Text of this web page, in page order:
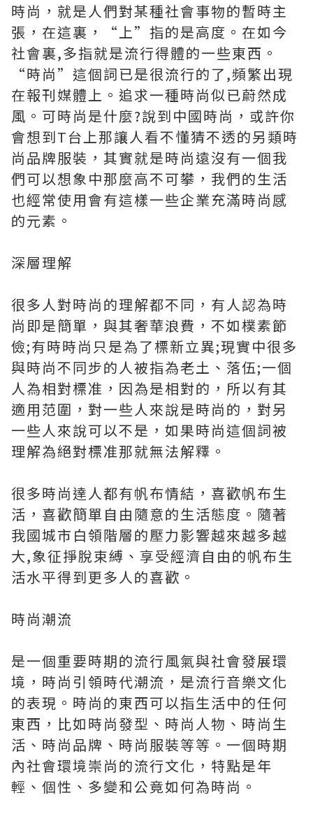
時尚，就是人們對某種社會事物的暫時主
張，在這裏，“上”指的是高度。在如今
社會裏,多指就是流行得體的一些東西。
“時尚”這個詞已是很流行的了,頻繁出現
在報刊媒體上。追求一種時尚似已蔚然成
風。可時尚是什麼?說到中國時尚，或許你
會想到T台上那讓人看不懂猜不透的另類時
尚品牌服裝，其實就是時尚遠沒有一個我
們可以想象中那麼高不可攀，我們的生活
也經常使用會有這樣一些企業充滿時尚感
的元素。
深層理解
很多人對時尚的理解都不同，有人認為時
尚即是簡單，與其奢華浪費，不如樸素節
儉;有時時尚只是為了標新立異;現實中很多
與時尚不同步的人被指為老土、落伍;一個
人為相對標准，因為是相對的，所以有其
適用范圍，對一些人來說是時尚的，對另
一些人來說可以不是，如果時尚這個詞被
理解為絕對標准那就無法解釋。
很多時尚達人都有帆布情結，喜歡帆布生
活，喜歡簡單自由隨意的生活態度。隨著
我國城市白領階層的壓力影響越來越多越
大,象征掙脫束縛、享受經濟自由的帆布生
活水平得到更多人的喜歡。
時尚潮流
是一個重要時期的流行風氣與社會發展環
境，時尚引領時代潮流，是流行音樂文化
的表現。時尚的東西可以指生活中的任何
東西，比如時尚發型、時尚人物、時尚生
活、時尚品牌、時尚服裝等等。一個時期
內社會環境崇尚的流行文化，特點是年
輕、個性、多變和公竟如何為時尚。